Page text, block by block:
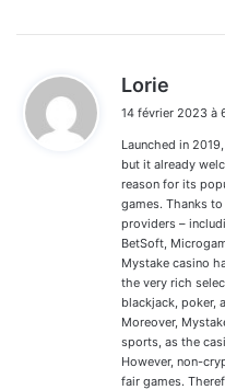
Lorie
t
:
14 février 2023 à
Launched in
but it already
reason for its
games. Thanks
providers –
BetSoft,
Mystake casino
the very rich
blackjack, poker,
Moreover,
sports, as the
However, non-
fair games.